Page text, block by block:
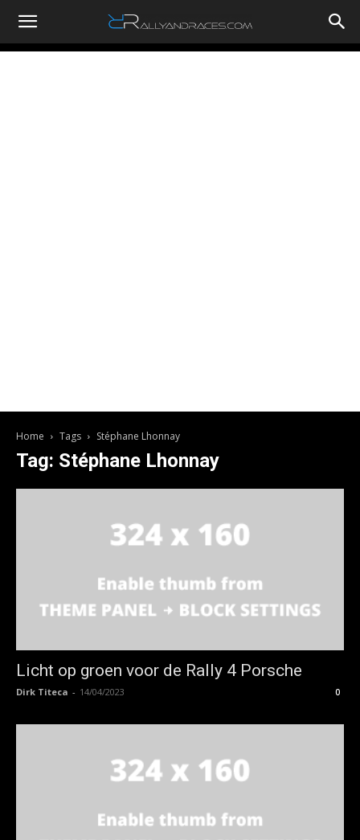
RallyandRaces.com
Home Tags Stéphane Lhonnay
Tag: Stéphane Lhonnay
Licht op groen voor de Rally 4 Porsche
Dirk Titeca - 14/04/2023 0